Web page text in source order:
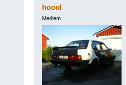
hoool
Medlem